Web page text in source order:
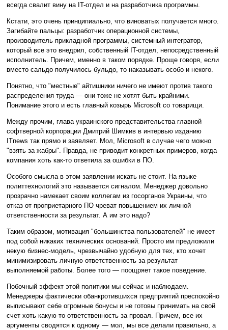
всегда свалит вину на IT-отдел и на разработчика программы.
Кстати, это очень принципиально, что виноватых получается много.
Загибайте пальцы: разработчик операционной системы,
производитель прикладной программы, системный интегратор,
который все это внедрил, собственный IT-отдел, непосредственный
исполнитель. Причем, именно в таком порядке. Проще говоря, если
вместо сальдо получилось бульдо, то наказывать особо и некого.
Понятно, что "местные" айтишники ничего не имеют против такого
распределения труда — они тоже не хотят быть крайними.
Понимание этого и есть главный козырь Microsoft со товарищи.
Между прочим, глава украинского представительства главной
софтверной корпорации Дмитрий Шимкив в интервью изданию
ITnews так прямо и заявляет. Мол, Microsoft в случае чего можно
"взять за жабры". Правда, не приводит конкретных примеров, когда
компания хоть как-то ответила за ошибки в ПО.
Особого смысла в этом заявлении искать не стоит. На языке
политтехнологий это называется сигналом. Менеджер довольно
прозрачно намекает своим коллегам из госорганов Украины, что
отказ от проприетарного ПО чреват повышением их личной
ответственности за результат. А им это надо?
Таким образом, мотивация "большинства пользователей" не имеет
под собой никаких технических оснований. Просто им предложили
некую бизнес-модель, чрезвычайно удобную для тех, кто хочет
минимизировать личную ответственность за результат
выполняемой работы. Более того — поощряет такое поведение.
Побочный эффект этой политики мы сейчас и наблюдаем.
Менеджеры фактически обанкротившихся предприятий преспокойно
выписывают себе огромные бонусы и не готовы принимать на свой
счет хоть какую-то ответственность за провал. Причем, все их
аргументы сводятся к одному — мол, мы все делали правильно, а